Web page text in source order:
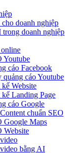
doanh nghiệp
doanh nghiệp
Youtube
cáo Facebook
cáo Youtube
Website
Landing Page
cáo Google
chuẩn SEO
Google Maps
Website
bằng AI